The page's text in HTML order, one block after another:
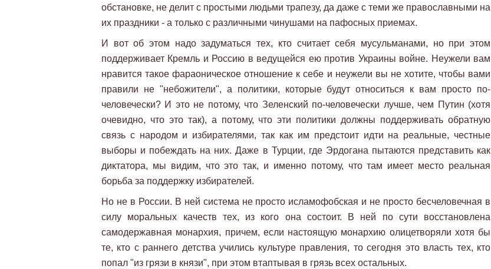
обстановке, не делит с простыми людьми трапезу, да даже с теми же православными на
их праздники - а только с различными чинушами на пафосных приемах.
И вот об этом надо задуматься тех, кто считает себя мусульманами, но при этом
поддерживает Кремль и Россию в ведущейся ею против Украины войне. Неужели вам
нравится такое фараоническое отношение к себе и неужели вы не хотите, чтобы вами
правили не "небожители", а политики, которые будут относиться к вам просто по-
человечески? И это не потому, что Зеленский по-человечески лучше, чем Путин (хотя
очевидно, что это так), а потому, что эти политики должны поддерживать обратную
связь с народом и избирателями, так как им предстоит идти на реальные, честные
выборы и побеждать на них. Даже в Турции, где Эрдогана пытаются представить как
диктатора, мы видим, что это так, и именно потому, что там имеет место реальная
борьба за поддержку избирателей.
Но не в России. В ней система не просто исламофобская и не просто бесчеловечная в
силу моральных качеств тех, из кого она состоит. В ней по сути восстановлена
самодержавная монархия, причем, если настоящую монархию олицетворяли хотя бы
те, кто с раннего детства учились культуре правления, то сегодня это власть тех, кто
попал "из грязи в князи", при этом втаптывая в грязь всех остальных.